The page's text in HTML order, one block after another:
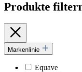
Produkte
Markenlinie
Equave